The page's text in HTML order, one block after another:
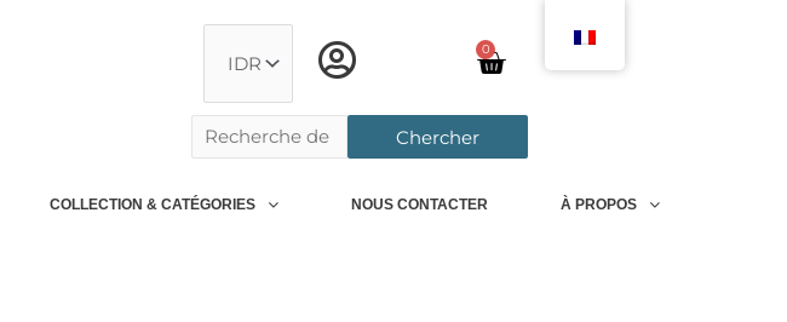
0
Chariot
Rechercher: Chercher
COLLECTION & CATÉGORIES NOUS CONTACTER À PROPOS